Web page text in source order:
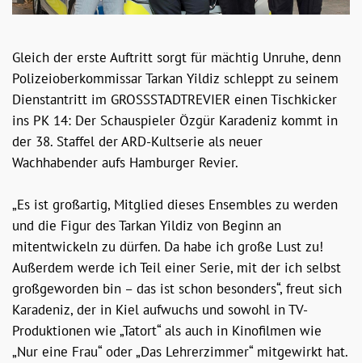
Gleich der erste Auftritt sorgt für mächtig Unruhe, denn
Polizeioberkommissar Tarkan Yildiz schleppt zu seinem
Dienstantritt im GROSSSTADTREVIER einen Tischkicker
ins PK 14: Der Schauspieler Özgür Karadeniz kommt in
der 38. Staffel der ARD-Kultserie als neuer
Wachhabender aufs Hamburger Revier.
„Es ist großartig, Mitglied dieses Ensembles zu werden
und die Figur des Tarkan Yildiz von Beginn an
mitentwickeln zu dürfen. Da habe ich große Lust zu!
Außerdem werde ich Teil einer Serie, mit der ich selbst
großgeworden bin – das ist schon besonders“, freut sich
Karadeniz, der in Kiel aufwuchs und sowohl in TV-
Produktionen wie „Tatort“ als auch in Kinofilmen wie
„Nur eine Frau“ oder „Das Lehrerzimmer“ mitgewirkt hat.